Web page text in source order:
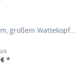
großem Wattekopf...
*